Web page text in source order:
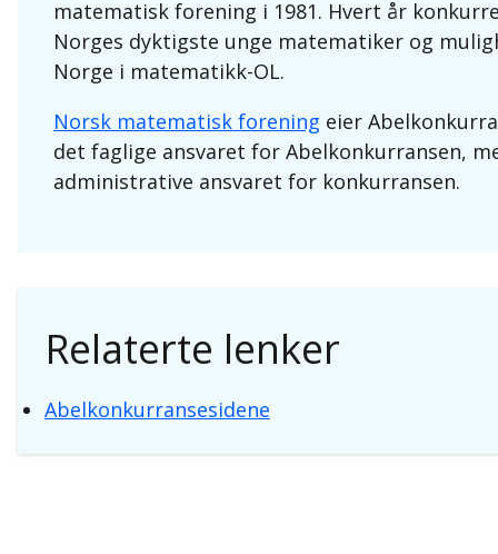
matematisk forening i 1981. Hvert år
Norges dyktigste unge matematiker og
Norge i matematikk-OL.
Norsk matematisk forening eier
det faglige ansvaret for Abelkonkurransen,
administrative ansvaret for konkurransen.
Relaterte lenker
Abelkonkurransesidene